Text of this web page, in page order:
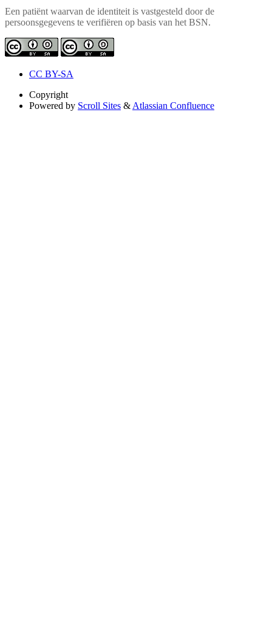
Een patiënt waarvan de identiteit is vastgesteld door de
persoonsgegevens te verifiëren op basis van het BSN.
CC BY-SA
Copyright
Powered by Scroll Sites & Atlassian Confluence